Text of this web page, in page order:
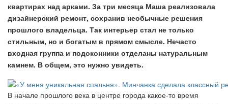
квартирах над арками. За три месяца Маша реализовала
дизайнерский ремонт, сохранив необычные решения
прошлого владельца. Так интерьер стал не только
стильным, но и богатым в прямом смысле. Нечасто
входная группа и подоконники отделаны натуральным
камнем. В общем, это нужно увидеть.
В начале прошлого века в центре города какое-то время